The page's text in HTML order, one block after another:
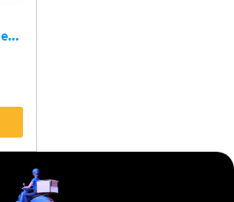
Filtre à eau pour robinet, purificateur de robinet d’évier sans éclaboussures